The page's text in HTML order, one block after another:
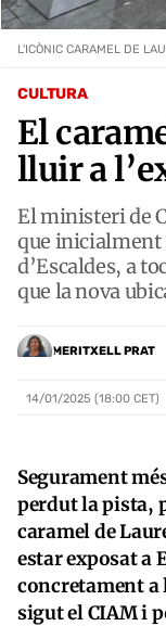
CULTURA
El
lluir a
El ministeri de
que inicialment
d’Escaldes, a
que la nova
MERITXELL PRAT
14/01/2025 (18:00 CET)
L'ICÒNIC CARAMEL DE
Segurament
perdut la pista,
caramel de
estar exposat a
concretament a
sigut el CIAM i